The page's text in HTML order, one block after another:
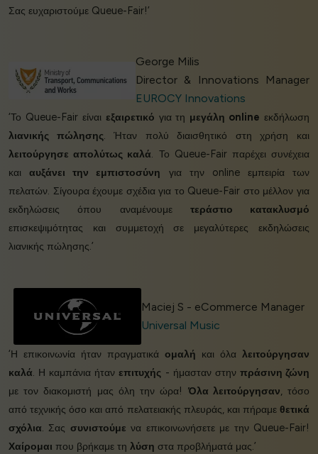
Σας ευχαριστούμε Queue-Fair!’
George Milis
Director & Innovations Manager
EUROCY Innovations
‘Το Queue-Fair είναι εξαιρετικό για τη μεγάλη online εκδήλωση
λιανικής πώλησης. Ήταν πολύ διαισθητικό στη χρήση και
λειτούργησε απολύτως καλά. Το Queue-Fair παρέχει συνέχεια
καιαυξάνει την εμπιστοσύνη για την online εμπειρία των
πελατών. Σίγουρα έχουμε σχέδια για το Queue-Fair στο μέλλον για
εκδηλώσεις όπου αναμένουμε τεράστιο κατακλυσμό
επισκεψιμότητας και συμμετοχή σε μεγαλύτερες εκδηλώσεις
λιανικής πώλησης.’
Maciej S - eCommerce Manager
Universal Music
‘Η επικοινωνία ήταν πραγματικά ομαλή και όλα λειτούργησαν
καλά. Η καμπάνια ήτανεπιτυχής - ήμασταν στην πράσινη ζώνη
με τον διακομιστή μας όλη την ώρα! Όλα λειτούργησαν, τόσο
από τεχνικής όσο και από πελατειακής πλευράς, και πήραμε θετικά
σχόλια. Σας συνιστούμε να επικοινωνήσετε με την Queue-Fair!
Χαίρομαι που βρήκαμε τη λύση στα προβλήματά μας.’